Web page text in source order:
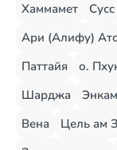
Хаммамет
Сусс
Ари (Алифу)
Паттайя
о.
Шарджа
Вена
Цель ам